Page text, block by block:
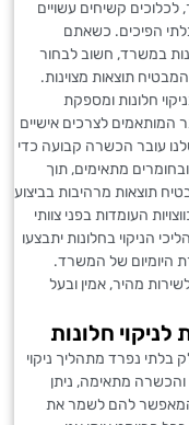
קשיחים עשויים
בלתי הפיכים. כשאתם
במשרד, חשוב לבחור
תוצאות מצוינות.
חלונות ומספקת
המותאמים לצרכים אישיים
עובר הכשרה קבועה כדי
מתאימים, תוך
תוצאות מרהיבות בביצוע
העומדות בפני צוותי
הניקוי בחלונות יתבצעו
היומיום של המשרד.
מהיר, אמין ובעל
חלונות
בלתי נפרד מתהליך ניקוי
מתאימה, ניתן
המאפשר להם לשמר את